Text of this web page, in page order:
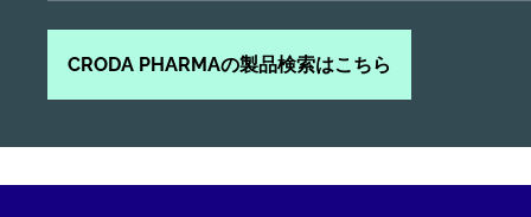
CRODA PHARMAの製品検索はこちら